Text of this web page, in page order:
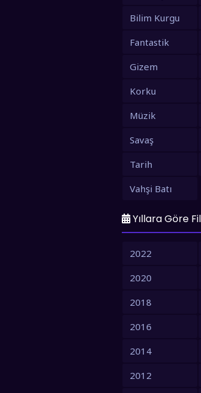
Bilim Kurgu
Fantastik
Gizem
Korku
Müzik
Savaş
Tarih
Vahşi Batı
Yıllara Göre
2022
2020
2018
2016
2014
2012